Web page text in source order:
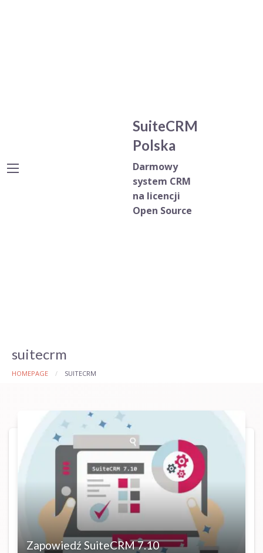
SuiteCRM
Polska
Darmowy
system CRM
na licencji
Open Source
suitecrm
HOMEPAGE SUITECRM
Zapowiedź SuiteCRM 7.10